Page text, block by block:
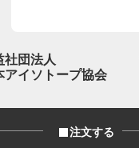
社団法人
アイソトープ協会
注文する